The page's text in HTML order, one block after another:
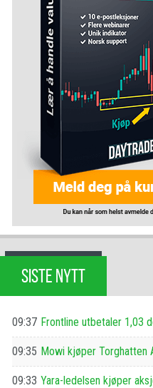
SISTE NYTT
09:37 Frontline utbetaler 1,03
09:35 Mowi kjøper Torghatten
09:33 Yara-ledelsen kjøper